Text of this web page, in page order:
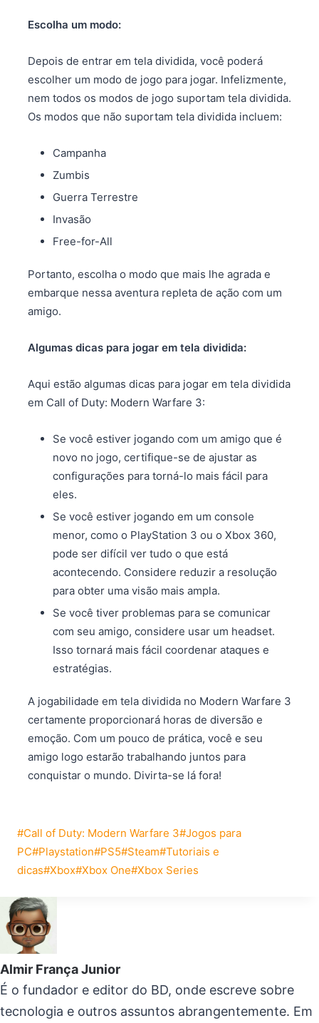
Escolha um modo:
Depois de entrar em tela dividida, você poderá
escolher um modo de jogo para jogar. Infelizmente,
nem todos os modos de jogo suportam tela dividida.
Os modos que não suportam tela dividida incluem:
Campanha
Zumbis
Guerra Terrestre
Invasão
Free-for-All
Portanto, escolha o modo que mais lhe agrada e
embarque nessa aventura repleta de ação com um
amigo.
Algumas dicas para jogar em tela dividida:
Aqui estão algumas dicas para jogar em tela dividida
em Call of Duty: Modern Warfare 3:
Se você estiver jogando com um amigo que é
novo no jogo, certifique-se de ajustar as
configurações para torná-lo mais fácil para
eles.
Se você estiver jogando em um console
menor, como o PlayStation 3 ou o Xbox 360,
pode ser difícil ver tudo o que está
acontecendo. Considere reduzir a resolução
para obter uma visão mais ampla.
Se você tiver problemas para se comunicar
com seu amigo, considere usar um headset.
Isso tornará mais fácil coordenar ataques e
estratégias.
A jogabilidade em tela dividida no Modern Warfare 3
certamente proporcionará horas de diversão e
emoção. Com um pouco de prática, você e seu
amigo logo estarão trabalhando juntos para
conquistar o mundo. Divirta-se lá fora!
Tags
do
Post:
#Call of Duty: Modern Warfare 3#Jogos para
PC#Playstation#PS5#Steam#Tutoriais e
dicas#Xbox#Xbox One#Xbox Series
Almir França Junior
É o fundador e editor do BD, onde escreve sobre
tecnologia e outros assuntos abrangentemente. Em